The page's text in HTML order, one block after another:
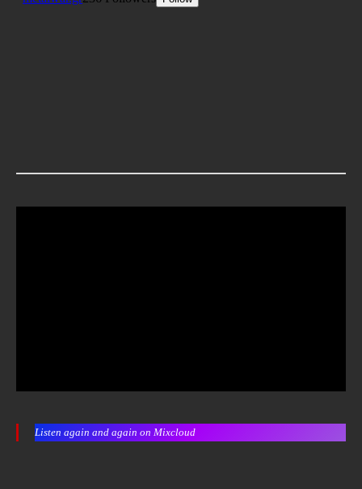
Listen again and again on Mixcloud